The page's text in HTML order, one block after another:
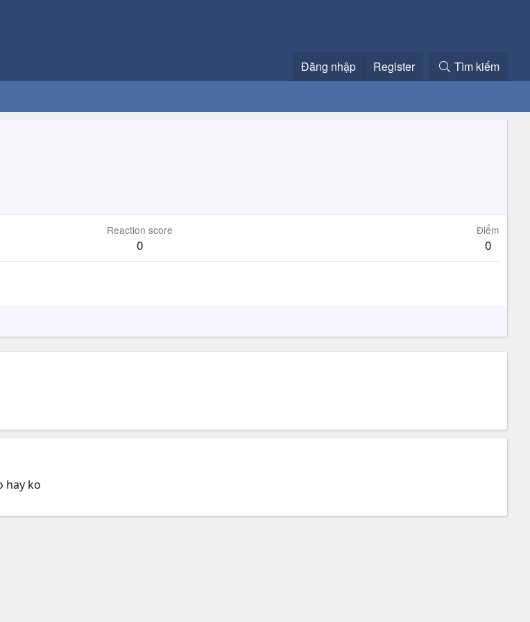
Đăng nhập Register Tìm kiếm
Reaction score
0
Điểm
0
hay ko